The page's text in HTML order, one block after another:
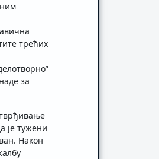
трећих
за
је тужени
Након